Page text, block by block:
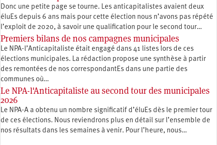
Donc une petite page se tourne. Les anticapitalistes avaient deux
éluEs depuis 6 ans mais pour cette élection nous n’avons pas répété
l’exploit de 2020, à savoir une qualification pour le second tour…
Premiers bilans de nos campagnes municipales
Le NPA-l’Anticapitaliste était engagé dans 41 listes lors de ces
élections municipales. La rédaction propose une synthèse à partir
des remontées de nos correspondantEs dans une partie des
communes où…
Le NPA-l'Anticapitaliste au second tour des municipales
2026
Le NPA-A a obtenu un nombre significatif d’éluEs dès le premier tour
de ces élections. Nous reviendrons plus en détail sur l’ensemble de
nos résultats dans les semaines à venir. Pour l’heure, nous…